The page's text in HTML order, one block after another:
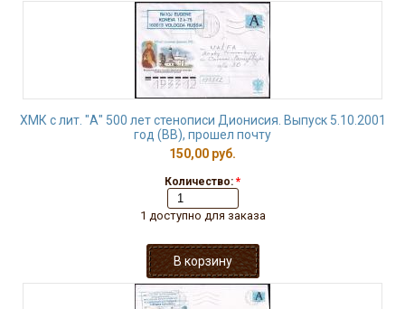
ХМК с лит. "А" 500 лет стенописи Дионисия. Выпуск 5.10.2001
год (ВВ), прошел почту
150,00 руб.
Количество: *
1 доступно для заказа